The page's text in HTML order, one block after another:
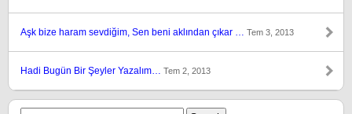
Aşk bize haram sevdiğim, Sen beni aklından çıkar … Tem 3, 2013
Hadi Bugün Bir Şeyler Yazalım… Tem 2, 2013